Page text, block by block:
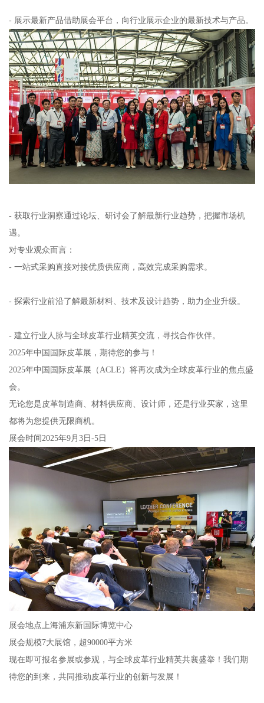
- 展示最新产品借助展会平台，向行业展示企业的最新技术与产品。
- 获取行业洞察通过论坛、研讨会了解最新行业趋势，把握市场机
遇。
对专业观众而言：
- 一站式采购直接对接优质供应商，高效完成采购需求。
- 探索行业前沿了解最新材料、技术及设计趋势，助力企业升级。
- 建立行业人脉与全球皮革行业精英交流，寻找合作伙伴。
2025年中国国际皮革展，期待您的参与！
2025年中国国际皮革展（ACLE）将再次成为全球皮革行业的焦点盛
会。
无论您是皮革制造商、材料供应商、设计师，还是行业买家，这里
都将为您提供无限商机。
展会时间2025年9月3日-5日
展会地点上海浦东新国际博览中心
展会规模7大展馆，超90000平方米
现在即可报名参展或参观，与全球皮革行业精英共襄盛举！我们期
待您的到来，共同推动皮革行业的创新与发展！